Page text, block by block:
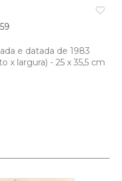
favorite_border
e datada de 1983
x largura) - 25 x 35,5 cm